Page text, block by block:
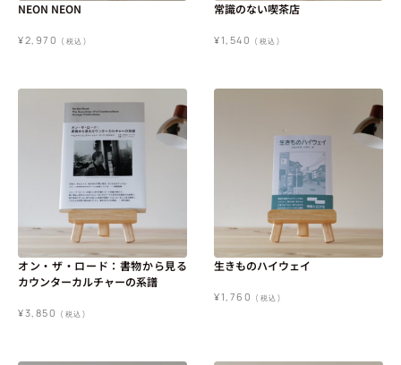
NEON NEON
¥2,970 (税込)
常識のない喫茶店
¥1,540 (税込)
オン・ザ・ロード：書物から見る
カウンターカルチャーの系譜
¥3,850 (税込)
生きものハイウェイ
¥1,760 (税込)